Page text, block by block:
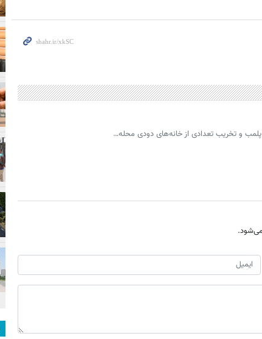
و تخریب تعدادی از خانه‌های دودی محله…